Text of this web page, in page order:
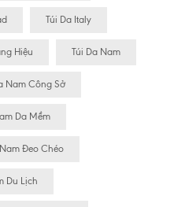
Túi Da Italy
Hiệu Túi Da Nam
Nam Công Sở
Da Mềm
Đeo Chéo
Du Lịch